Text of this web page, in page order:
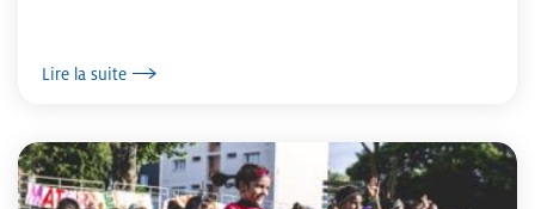
Lire la suite